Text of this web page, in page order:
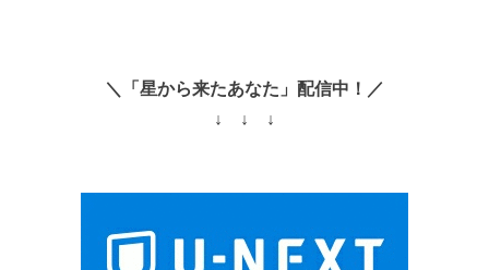
＼「星から来たあなた」配信中！／
↓ ↓ ↓